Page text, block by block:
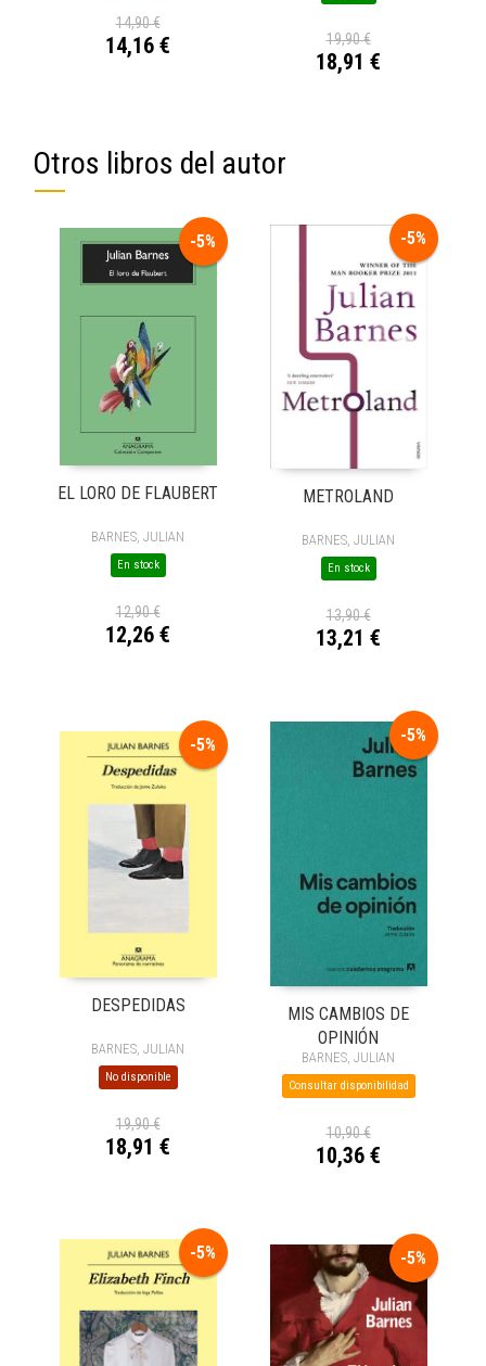
14,90 €
14,16 € 19,90 €
18,91 €
Otros libros del autor
-5%
EL LORO DE FLAUBERT
BARNES, JULIAN
En stock
12,90 €
12,26 €
-5%
METROLAND
BARNES, JULIAN
En stock
13,90 €
13,21 €
-5%
DESPEDIDAS
BARNES, JULIAN
No disponible
19,90 €
18,91 €
-5%
MIS CAMBIOS DE
OPINIÓN
BARNES, JULIAN
Consultar disponibilidad
10,90 €
10,36 €
-5% -5%